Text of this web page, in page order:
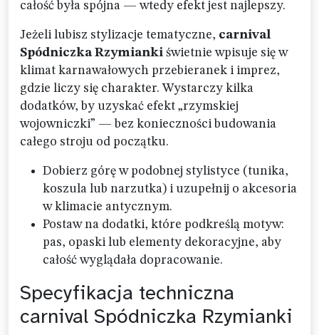
całość była spójna — wtedy efekt jest najlepszy.
Jeżeli lubisz stylizacje tematyczne, carnival
Spódniczka Rzymianki świetnie wpisuje się w
klimat karnawałowych przebieranek i imprez,
gdzie liczy się charakter. Wystarczy kilka
dodatków, by uzyskać efekt „rzymskiej
wojowniczki” — bez konieczności budowania
całego stroju od początku.
Dobierz górę w podobnej stylistyce (tunika,
koszula lub narzutka) i uzupełnij o akcesoria
w klimacie antycznym.
Postaw na dodatki, które podkreślą motyw:
pas, opaski lub elementy dekoracyjne, aby
całość wyglądała dopracowanie.
Specyfikacja techniczna
carnival Spódniczka Rzymianki